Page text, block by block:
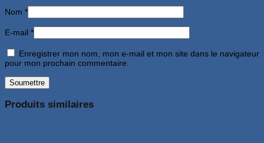
Nom *
E-mail *
Enregistrer mon nom, mon e-mail et mon site dans le navigateur
pour mon prochain commentaire.
Produits similaires